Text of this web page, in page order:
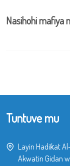
Nasihohi mafiya
Tuntuve mu
Layin Hadiƙat
Akwatin Gidan